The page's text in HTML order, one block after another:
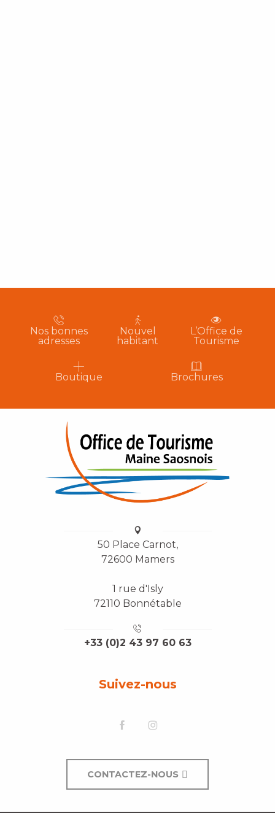
Nos bonnes
adresses
Nouvel
habitant
L’Office de
Tourisme
Boutique Brochures
50 Place Carnot,
72600 Mamers
1 rue d'Isly
72110 Bonnétable
+33 (0)2 43 97 60 63
Suivez-nous
CONTACTEZ-NOUS